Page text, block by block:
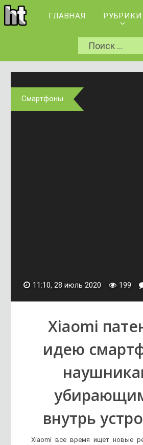
ГЛАВНАЯ РУБРИКИ
Смартфоны
11:10, 28 июль 2020 199
Xiaomi
идею
внутрь
Xiaomi все время ищет новые